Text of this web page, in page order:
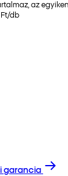
az
Ft/db
garancia